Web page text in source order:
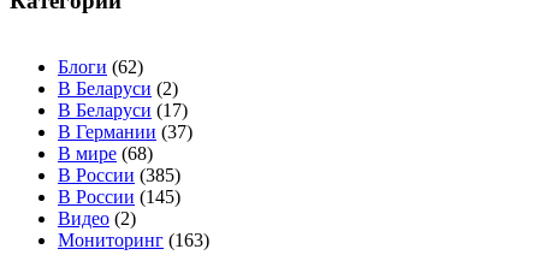
Блоги (62)
В Беларуси (2)
В Беларуси (17)
В Германии (37)
В мире (68)
В России (385)
В России (145)
Видео (2)
Мониторинг (163)